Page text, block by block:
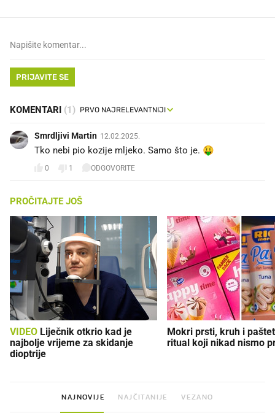
PRIJAVITE SE
KOMENTARI (1)
Smrdljivi Martin 12.02.2025.
Tko nebi pio kozije mljeko. Samo što je. 🤑
0 1 ODGOVORITE
PROČITAJTE JOŠ
VIDEO
najbolje vrijeme za skidanje
dioptrije
Mokri prsti, kruh i
ritual koji nikad nismo
NAJNOVIJE NAJČITANIJE VEZANO